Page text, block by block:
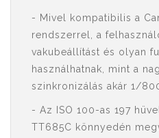
- Mivel kompatibilis a
rendszerrel, a
vakubeállítást és olyan
használhatnak, mint a
szinkronizálás akár 1/
- Az ISO 100-as 197
TT685C könnyedén